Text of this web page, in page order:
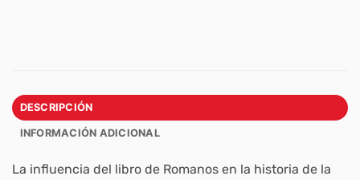
DESCRIPCIÓN
INFORMACIÓN ADICIONAL
La influencia del libro de Romanos en la historia de la